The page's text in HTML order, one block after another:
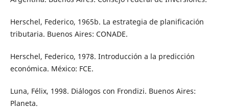
Herschel, Federico, 1965b. La estrategia de planificación
tributaria. Buenos Aires: CONADE.
Herschel, Federico, 1978. Introducción a la predicción
económica. México: FCE.
Luna, Félix, 1998. Diálogos con Frondizi. Buenos Aires:
Planeta.